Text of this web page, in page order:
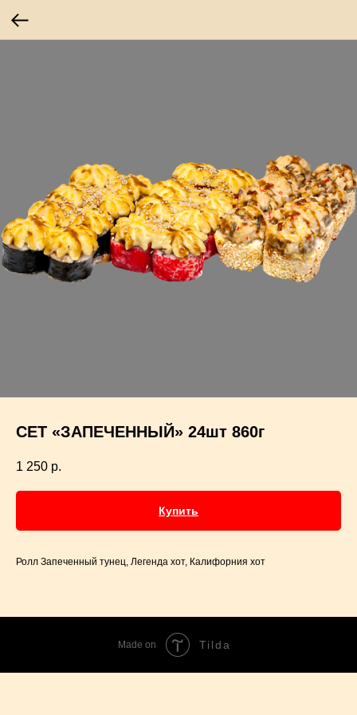
СЕТ «ЗАПЕЧЕННЫЙ» 24шт 860г
1 250 р.
Купить
Ролл Запеченный тунец, Легенда хот, Калифорния хот
Made on Tilda